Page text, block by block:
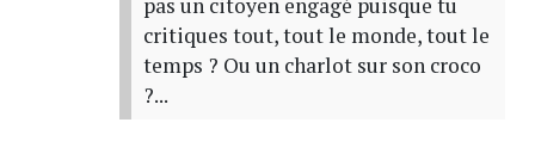
pas un citoyen engagé puisque tu
critiques tout, tout le monde, tout le
temps ? Ou un charlot sur son croco
?...